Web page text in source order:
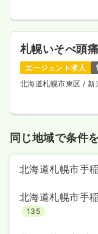
札幌いそべ頭
エージェント求人
北海道札幌市東区 / 新
同じ地域で条件
北海道札幌市手
北海道札幌市手
135